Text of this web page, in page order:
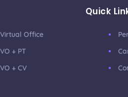
Quick
Virtual Office
VO + PT
VO + CV